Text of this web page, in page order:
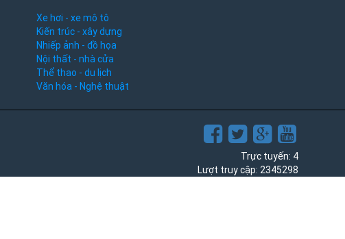
Xe hơi - xe mô tô
Kiến trúc - xây dựng
Nhiếp ảnh - đồ họa
Nội thất - nhà cửa
Thể thao - du lịch
Văn hóa - Nghệ thuật
Trực tuyến: 4
Lượt truy cập: 2345298